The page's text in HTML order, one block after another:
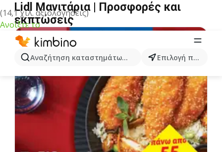
(14,1 χιλ. αξιολογήσεις)
Ανοίξτε το
Αναζήτηση καταστημάτων, κατηγοριών, προϊόντων...
Επιλογή πόλης
Lidl Μανιτάρια | Προσφορές και
εκπτώσεις